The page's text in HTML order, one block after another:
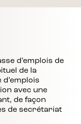
d’emplois de
de la
avec une
de façon
de secrétariat